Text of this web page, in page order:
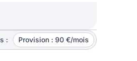
: Provision : 90 €/mois